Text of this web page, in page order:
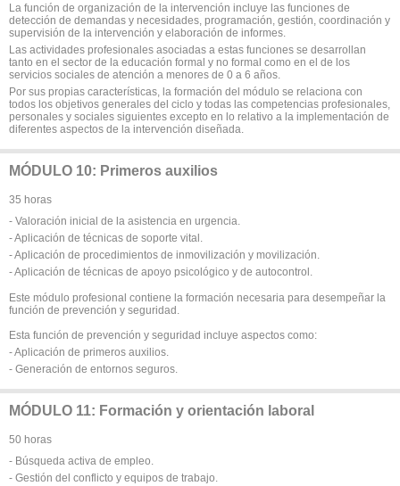
La función de organización de la intervención incluye las funciones de
detección de demandas y necesidades, programación, gestión, coordinación y
supervisión de la intervención y elaboración de informes.
Las actividades profesionales asociadas a estas funciones se desarrollan
tanto en el sector de la educación formal y no formal como en el de los
servicios sociales de atención a menores de 0 a 6 años.
Por sus propias características, la formación del módulo se relaciona con
todos los objetivos generales del ciclo y todas las competencias profesionales,
personales y sociales siguientes excepto en lo relativo a la implementación de
diferentes aspectos de la intervención diseñada.
MÓDULO 10: Primeros auxilios
35 horas
- Valoración inicial de la asistencia en urgencia.
- Aplicación de técnicas de soporte vital.
- Aplicación de procedimientos de inmovilización y movilización.
- Aplicación de técnicas de apoyo psicológico y de autocontrol.
Este módulo profesional contiene la formación necesaria para desempeñar la
función de prevención y seguridad.
Esta función de prevención y seguridad incluye aspectos como:
- Aplicación de primeros auxilios.
- Generación de entornos seguros.
MÓDULO 11: Formación y orientación laboral
50 horas
- Búsqueda activa de empleo.
- Gestión del conflicto y equipos de trabajo.